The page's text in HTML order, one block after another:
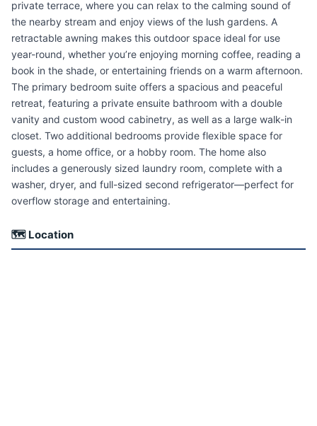
private terrace, where you can relax to the calming sound of
the nearby stream and enjoy views of the lush gardens. A
retractable awning makes this outdoor space ideal for use
year-round, whether you’re enjoying morning coffee, reading a
book in the shade, or entertaining friends on a warm afternoon.
The primary bedroom suite offers a spacious and peaceful
retreat, featuring a private ensuite bathroom with a double
vanity and custom wood cabinetry, as well as a large walk-in
closet. Two additional bedrooms provide flexible space for
guests, a home office, or a hobby room. The home also
includes a generously sized laundry room, complete with a
washer, dryer, and full-sized second refrigerator—perfect for
overflow storage and entertaining.
🗺 Location